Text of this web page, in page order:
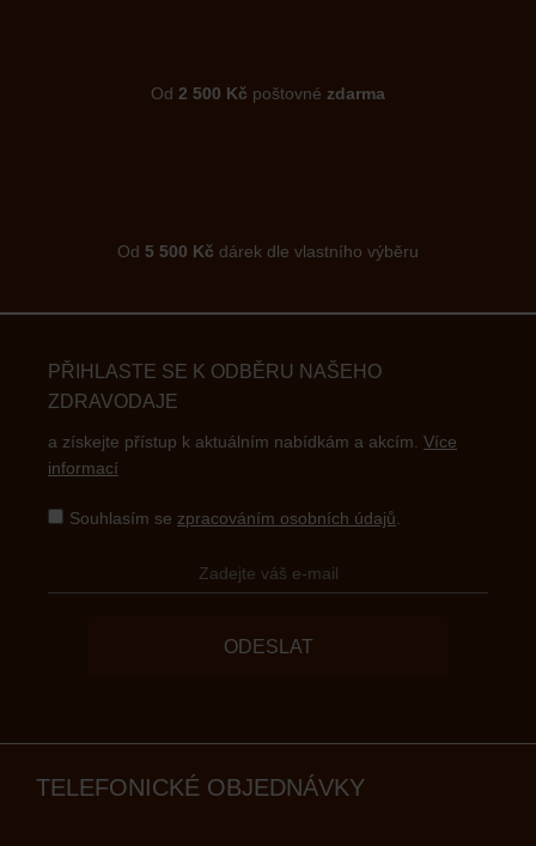
Od 2 500 Kč poštovné zdarma
Od 5 500 Kč dárek dle vlastního výběru
PŘIHLASTE SE K ODBĚRU NAŠEHO
ZDRAVODAJE
a získejte přístup k aktuálním nabídkám a akcím. Více
informací
Souhlasím se zpracováním osobních údajů
ODESLAT
TELEFONICKÉ OBJEDNÁVKY